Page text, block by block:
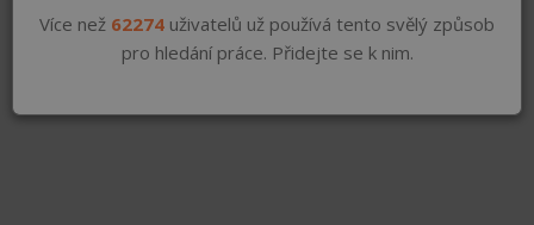
Více než 62274 uživatelů už používá tento svělý způsob
pro hledání práce. Přidejte se k nim.